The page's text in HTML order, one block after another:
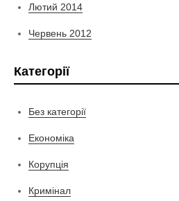
Лютий 2014
Червень 2012
Категорії
Без категорії
Економіка
Корупція
Кримінал